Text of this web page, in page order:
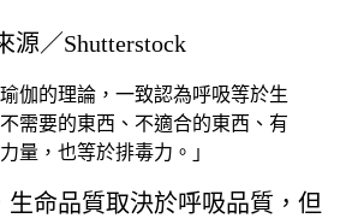
源／Shutterstock
伽的理論，一致認為呼吸等於生
需要的東西、不適合的東西、有
量，也等於排毒力。」
生命品質取決於呼吸品質，但